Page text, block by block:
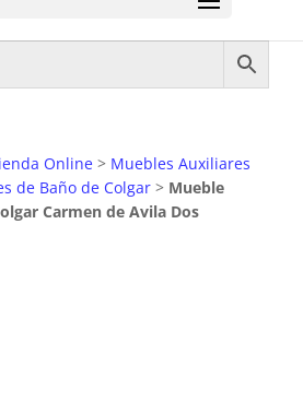
Online> Muebles Auxiliares
de Baño de Colgar> Mueble
Carmen de Avila Dos